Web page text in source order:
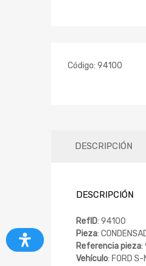
Código: 94100
DESCRIPCIÓN
DESCRIPCIÓN
RefID: 94100
Pieza:
Referencia pieza:
Vehículo: FORD S-